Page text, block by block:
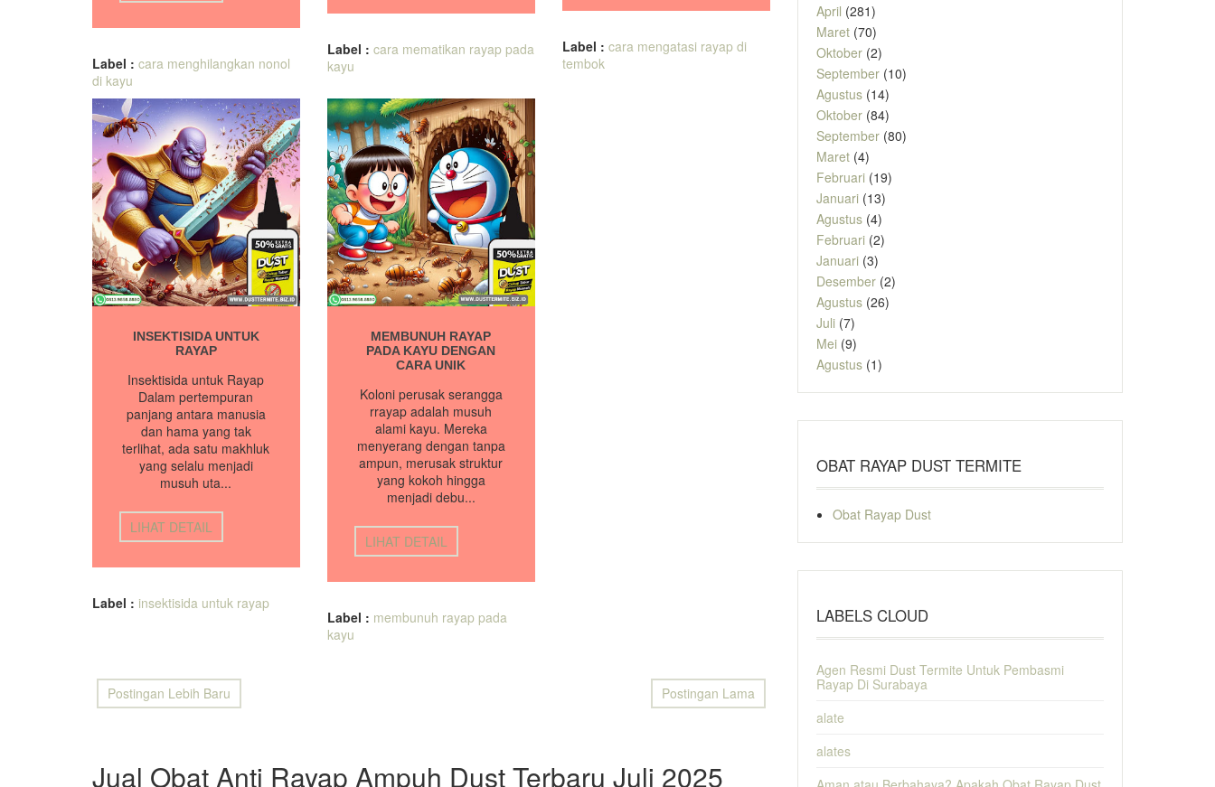
Label : cara menghilangkan nonol
di kayu
Label : cara mematikan rayap pada
kayu
Label : cara mengatasi rayap di
tembok
INSEKTISIDA UNTUK
RAYAP
Insektisida untuk Rayap
Dalam pertempuran
panjang antara manusia
dan hama yang tak
terlihat, ada satu makhluk
yang selalu menjadi
musuh uta...
LIHAT DETAIL
Label : insektisida untuk rayap
MEMBUNUH RAYAP
PADA KAYU DENGAN
CARA UNIK
Koloni perusak serangga
rrayap adalah musuh
alami kayu. Mereka
menyerang dengan tanpa
ampun, merusak struktur
yang kokoh hingga
menjadi debu...
LIHAT DETAIL
Label : membunuh rayap pada
kayu
Postingan Lebih Baru Postingan Lama
Jual Obat Anti Rayap Ampuh Dust Terbaru Juli 2025
April (281)
Maret (70)
Oktober (2)
September (10)
Agustus (14)
Oktober (84)
September (80)
Maret (4)
Februari (19)
Januari (13)
Agustus (4)
Februari (2)
Januari (3)
Desember (2)
Agustus (26)
Juli (7)
Mei (9)
Agustus (1)
OBAT RAYAP DUST TERMITE
Obat Rayap Dust
LABELS CLOUD
Agen Resmi Dust Termite Untuk Pembasmi
Rayap Di Surabaya
alate
alates